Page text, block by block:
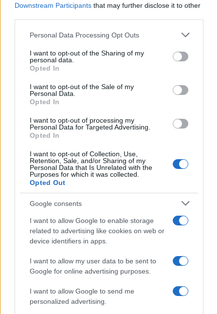
Downstream Participants that may further disclose it to other
Please note that this website/app uses one or more Google
not limited to your visit or usage behaviour. You may click to
grant or deny consent to Google and its third-party tags to
use your data for below specified purposes in below Google
consent section.
Personal Data Processing Opt Outs
I want to opt-out of the Sharing of my
personal data.
Opted In
I want to opt-out of the Sale of my
Personal Data.
Opted In
I want to opt-out of processing my
Personal Data for Targeted Advertising.
Opted In
I want to opt-out of Collection, Use,
Retention, Sale, and/or Sharing of my
Personal Data that Is Unrelated with the
Purposes for which it was collected.
Opted Out
Google consents
I want to allow Google to enable storage
related to advertising like cookies on web or
device identifiers in apps.
I want to allow my user data to be sent to
Google for online advertising purposes.
I want to allow Google to send me
personalized advertising.
COMMENTS
Turk
Ohh on the contrary Turkey is predictable, if you ignore them in
Reply
G...(@g)
Active Member
Εκσυχρονισμος 14ων E3 1 δις